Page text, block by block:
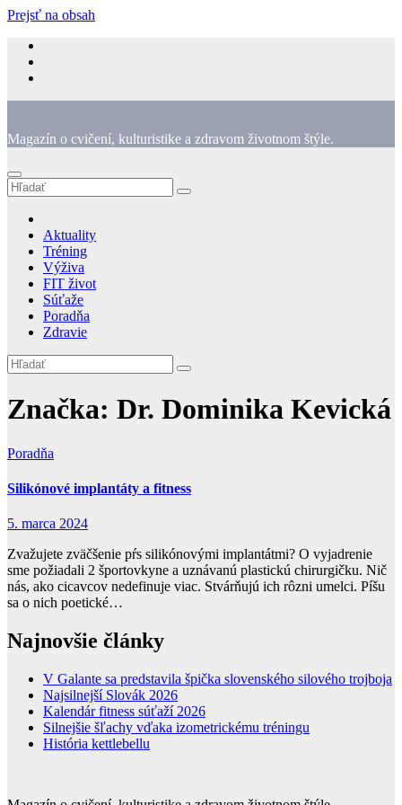
Prejsť na obsah
Magazín o cvičení, kulturistike a zdravom životnom štýle.
Aktuality
Tréning
Výživa
FIT život
Súťaže
Poradňa
Zdravie
Značka: Dr. Dominika Kevická
Poradňa
Silikónové implantáty a fitness
5. marca 2024
Zvažujete zväčšenie pŕs silikónovými implantátmi? O vyjadrenie
sme požiadali 2 športovkyne a uznávanú plastickú chirurgičku. Nič
nás, ako cicavcov nedefinuje viac. Stvárňujú ich rôzni umelci. Píšu
sa o nich poetické…
Najnovšie články
V Galante sa predstavila špička slovenského silového trojboja
Najsilnejší Slovák 2026
Kalendár fitness súťaží 2026
Silnejšie šľachy vďaka izometrickému tréningu
História kettlebellu